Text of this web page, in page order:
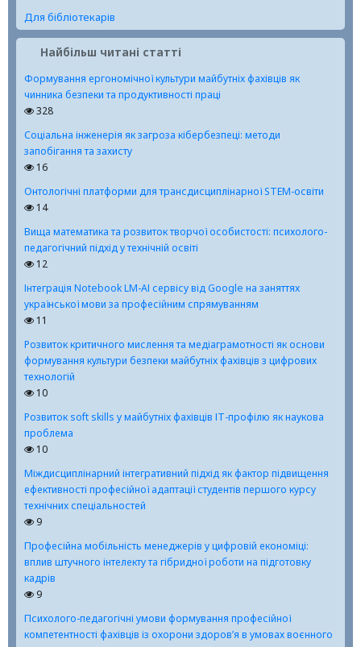
Для бібліотекарів
Найбільш читані статті
Формування ергономічної культури майбутніх фахівців як
чинника безпеки та продуктивності праці
328
Соціальна інженерія як загроза кібербезпеці: методи
запобігання та захисту
16
Онтологічні платформи для трансдисциплінарної STEM-освіти
14
Вища математика та розвиток творчої особистості: психолого-
педагогічний підхід у технічній освіті
12
Інтеграція Notebook LM-АІ сервісу від Google на заняттях
української мови за професійним спрямуванням
11
Розвиток критичного мислення та медіаграмотності як основи
формування культури безпеки майбутніх фахівців з цифрових
технологій
10
Розвиток soft skills у майбутніх фахівців ІТ-профілю як наукова
проблема
10
Міждисциплінарний інтегративний підхід як фактор підвищення
ефективності професійної адаптації студентів першого курсу
технічних спеціальностей
9
Професійна мобільність менеджерів у цифровій економіці:
вплив штучного інтелекту та гібридної роботи на підготовку
кадрів
9
Психолого-педагогічні умови формування професійної
компетентності фахівців із охорони здоров’я в умовах воєнного